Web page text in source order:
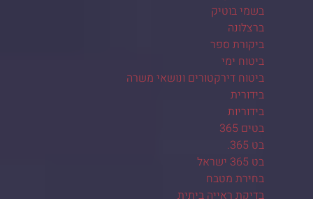
בשמי בוטיק
ברצלונה
ביקורת ספר
ביטוח ימי
ביטוח דירקטורים ונושאי משרה
בידורית
בידוריות
בטים 365
בט 365.
בט 365 ישראל
בחירת מטבח
בדיקת ראייה ביתית